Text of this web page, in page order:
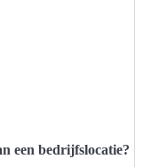
een bedrijfslocatie?